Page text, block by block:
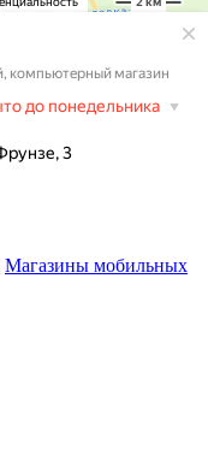
Магазины мобильных